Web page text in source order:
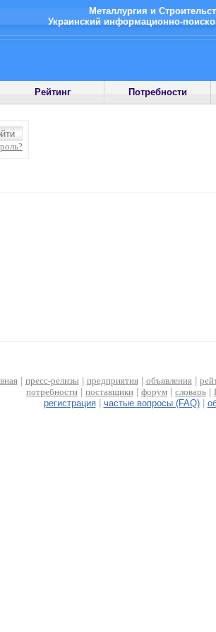
Металлургия и
Украинский информационно-
Рейтинг Потребности
| пресс-релизы предприятия| объявления|
потребности
поставщики форум словарь
регистрация| частые вопросы (FAQ)|